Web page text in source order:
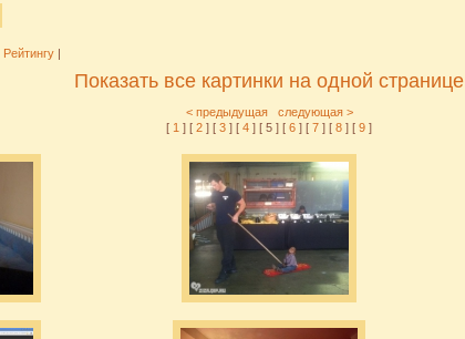
Рейтингу |
Показать все картинки на одной странице
< предыдущая
следующая >
[ 1 ] [ 2 ] [ 3 ] [ 4 ] [ 5 ] [ 6 ] [ 7 ] [ 8 ] [ 9 ]